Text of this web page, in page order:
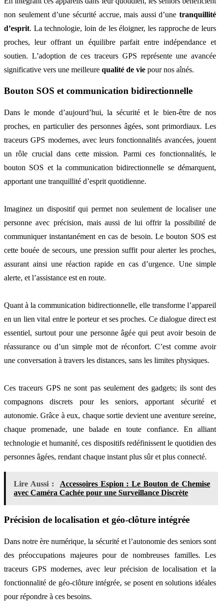
non seulement d’une sécurité accrue, mais aussi d’une tranquillité
d’esprit. La technologie, loin de les éloigner, les rapproche de leurs
proches, leur offrant un équilibre parfait entre indépendance et
soutien. L’adoption de ces traceurs GPS représente une avancée
significative vers une meilleure qualité de vie pour nos aînés.
Bouton SOS et communication bidirectionnelle
Dans le monde d’aujourd’hui, la sécurité et le bien-être de nos
proches, en particulier des personnes âgées, sont primordiaux. Les
traceurs GPS modernes, avec leurs fonctionnalités avancées, jouent
un rôle crucial dans cette mission. Parmi ces fonctionnalités, le
bouton SOS et la communication bidirectionnelle se démarquent,
apportant une tranquillité d’esprit quotidienne.
Imaginez un dispositif qui permet non seulement de localiser une
personne avec précision, mais aussi de lui offrir la possibilité de
communiquer instantanément en cas de besoin. Le bouton SOS est
cette bouée de secours, une pression suffit pour alerter les proches,
assurant ainsi une réaction rapide en cas d’urgence. Une simple
alerte, et l’assistance est en route.
Quant à la communication bidirectionnelle, elle transforme l’appareil
en un lien vital entre le porteur et ses proches. Ce dialogue direct est
essentiel, surtout pour une personne âgée qui peut avoir besoin de
réassurance ou d’un simple mot de réconfort. C’est comme avoir
une conversation à travers les distances, sans les limites physiques.
Ces traceurs GPS ne sont pas seulement des gadgets; ils sont des
compagnons discrets pour les seniors, apportant sécurité et
autonomie. Grâce à eux, chaque sortie devient une aventure sereine,
chaque promenade, une balade en toute confiance. En alliant
technologie et humanité, ces dispositifs redéfinissent le quotidien des
personnes âgées, rendant chaque instant plus sûr et plus connecté.
Lire Aussi :
Accessoires Espion : Le Bouton de Chemise
avec Caméra Cachée pour une Surveillance Discrète
Précision de localisation et géo-clôture intégrée
Dans notre ère numérique, la sécurité et l’autonomie des seniors sont
des préoccupations majeures pour de nombreuses familles. Les
traceurs GPS modernes, avec leur précision de localisation et la
fonctionnalité de géo-clôture intégrée, se posent en solutions idéales
pour répondre à ces besoins.